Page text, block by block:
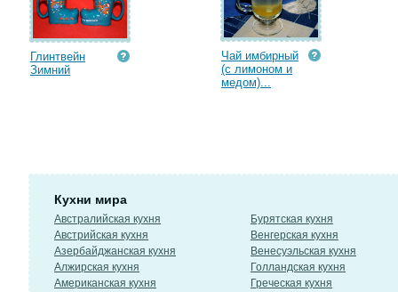
Глинтвейн
Зимний
Чай имбирный
(с лимоном и
медом)...
Кухни мира
Австралийская кухня
Австрийская кухня
Азербайджанская кухня
Алжирская кухня
Американская кухня
Бурятская кухня
Венгерская кухня
Венесуэльская кухня
Голландская кухня
Греческая кухня